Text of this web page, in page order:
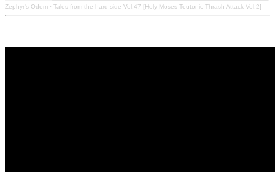
Zephyr's Odem · Tales from the hard side Vol.47 [Holy Moses Teutonic Thrash Attack Vol.2]